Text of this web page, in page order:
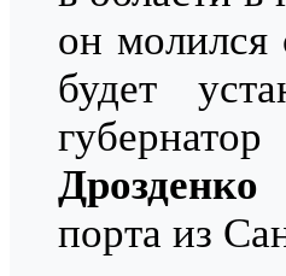
он
будет
Дрозденко
порта из